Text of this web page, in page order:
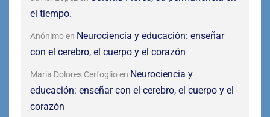
el tiempo.
Anónimoen Neurociencia y educación: enseñar
con el cerebro, el cuerpo y el corazón
Maria Dolores Cerfoglioen Neurociencia y
educación: enseñar con el cerebro, el cuerpo y el
corazón